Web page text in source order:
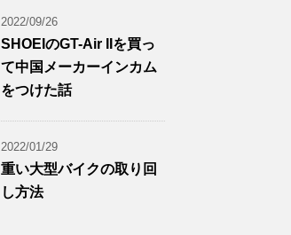
2022/09/26
SHOEIのGT-Air IIを買っ
て中国メーカーインカム
をつけた話
2022/01/29
重い大型バイクの取り回
し方法